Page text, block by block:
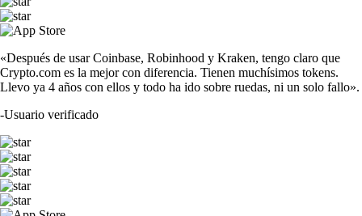
«Después de usar Coinbase, Robinhood y Kraken, tengo claro que
Crypto.com es la mejor con diferencia. Tienen muchísimos tokens.
Llevo ya 4 años con ellos y todo ha ido sobre ruedas, ni un solo fallo».
-Usuario verificado